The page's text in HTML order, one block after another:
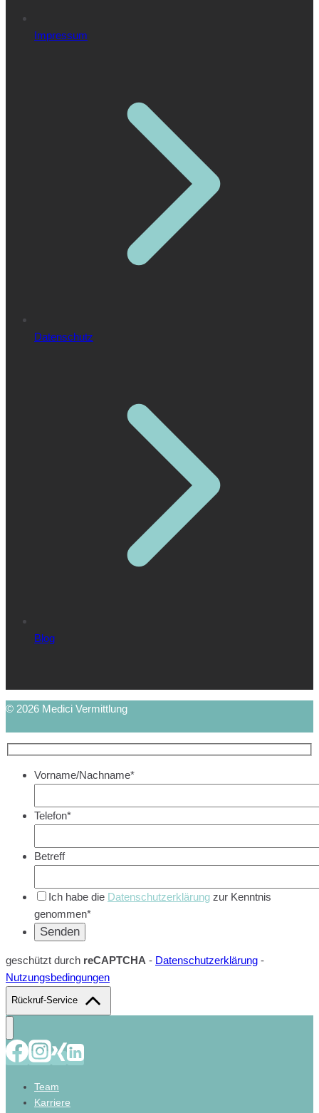
Impressum
Datenschutz
Blog
© 2026 Medici Vermittlung
Vorname/Nachname*
Telefon*
Betreff
Ich habe die Datenschutzerklärung zur Kenntnis
genommen*
geschützt durch reCAPTCHA - Datenschutzerklärung -
Nutzungsbedingungen
Rückruf-Service
Team
Karriere